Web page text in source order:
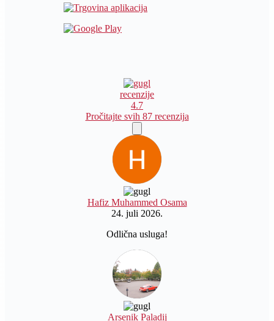
recenzije
4.7
Pročitajte svih 87 recenzija
Hafiz Muhammed Osama
24. juli 2026.
Odlična usluga!
Arsenik Paladij